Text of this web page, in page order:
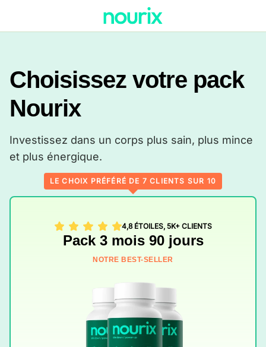
Choisissez votre pack
Nourix
Investissez dans un corps plus sain, plus mince
et plus énergique.
LE CHOIX PRÉFÉRÉ DE 7 CLIENTS SUR 10
4,8 ÉTOILES, 5K+ CLIENTS
Pack 3 mois 90 jours
NOTRE BEST-SELLER